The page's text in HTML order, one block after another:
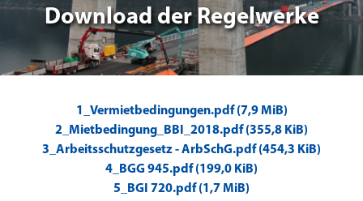
Download der Regelwerke
1_Vermietbedingungen.pdf (7,9 MiB)
2_Mietbedingung_BBI_2018.pdf (355,8 KiB)
3_Arbeitsschutzgesetz - ArbSchG.pdf (454,3 KiB)
4_BGG 945.pdf (199,0 KiB)
5_BGI 720.pdf (1,7 MiB)